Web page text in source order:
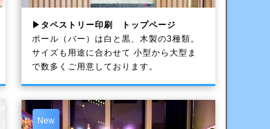
▶タペストリー印刷 トップページ
ポール（バー）は白と黒、木製の3種類。
サイズも用途に合わせて 小型から大型ま
で数多くご用意しております。
New